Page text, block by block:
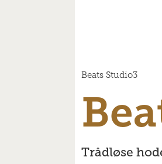
Beats Studio3
Trådløse